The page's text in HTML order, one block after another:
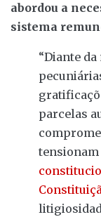
abordou a
sistema
“Diante
parcelas
tensionam